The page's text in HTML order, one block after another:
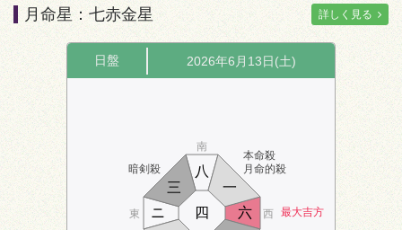
月命星：七赤金星 詳しく見る
日盤 2026年6月13日(土)
暗剣殺
本命殺
月命的殺
最大吉方
南
東 西
一
ニ
三
四
六
八